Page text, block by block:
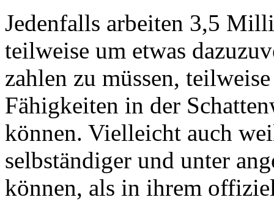
Jedenfalls arbeiten 3,5
teilweise um etwas
zahlen zu müssen,
Fähigkeiten in der
können. Vielleicht auch
selbständiger und unter
können, als in ihrem